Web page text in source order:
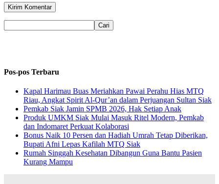
Pos-pos Terbaru
Kapal Harimau Buas Meriahkan Pawai Perahu Hias MTQ
Riau, Angkat Spirit Al-Qur’an dalam Perjuangan Sultan Siak
Pemkab Siak Jamin SPMB 2026, Hak Setiap Anak
Produk UMKM Siak Mulai Masuk Ritel Modern, Pemkab
dan Indomaret Perkuat Kolaborasi
Bonus Naik 10 Persen dan Hadiah Umrah Tetap Diberikan,
Bupati Afni Lepas Kafilah MTQ Siak
Rumah Singgah Kesehatan Dibangun Guna Bantu Pasien
Kurang Mampu